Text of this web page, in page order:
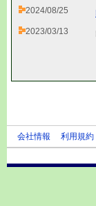
2024/08/25
2023/03/13
会社情報 利用規約